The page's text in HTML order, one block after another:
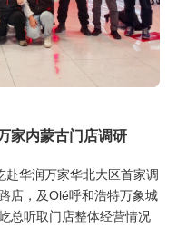
家内蒙古门店调研
华润万家华北大区首家调
店，及Olé呼和浩特万象城
总听取门店整体经营情况